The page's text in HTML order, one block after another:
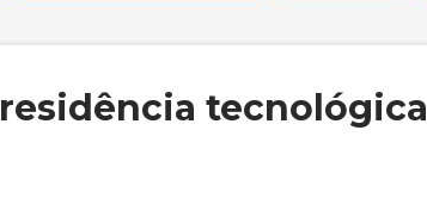
residência tecnológica